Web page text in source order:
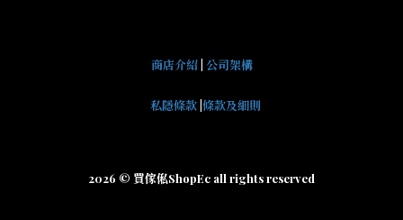
商店介紹| 公司架構
私隱條款 條款及細則
2026 © 買傢俬ShopEc all rights reserved